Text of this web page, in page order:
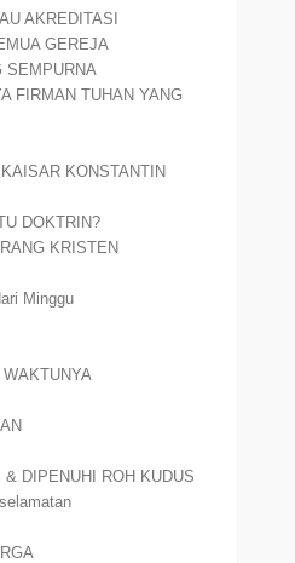
AKREDITASI
GEREJA
SEMPURNA
FIRMAN TUHAN YANG
KONSTANTIN
DOKTRIN?
KRISTEN
Minggu
DIPENUHI ROH KUDUS